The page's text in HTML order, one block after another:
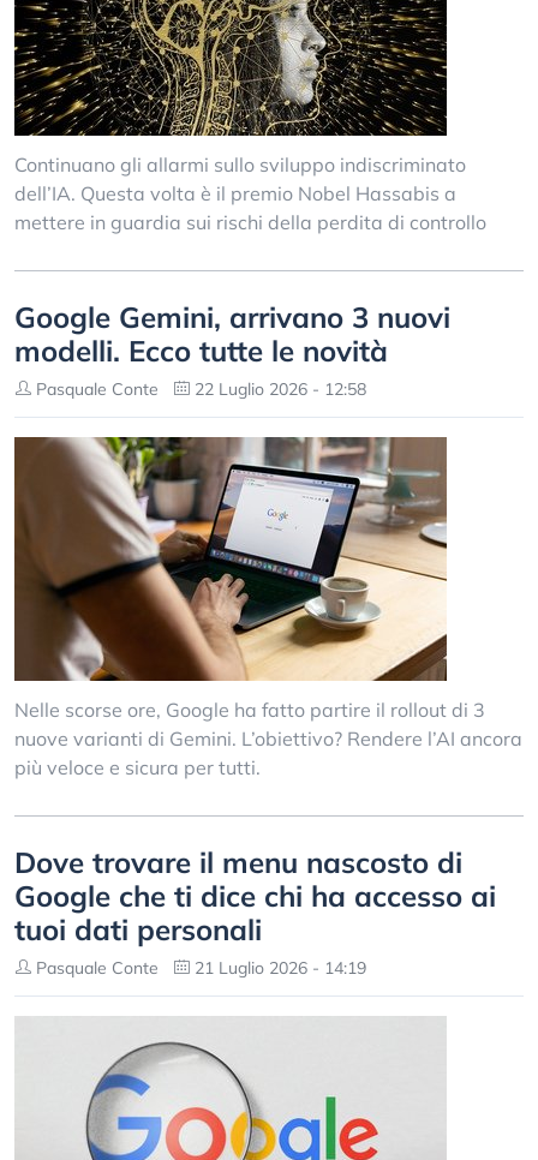
Continuano gli allarmi sullo sviluppo indiscriminato
dell’IA. Questa volta è il premio Nobel Hassabis a
mettere in guardia sui rischi della perdita di controllo
Google Gemini, arrivano 3 nuovi
modelli. Ecco tutte le novità
Pasquale Conte 22 Luglio 2026 - 12:58
Nelle scorse ore, Google ha fatto partire il rollout di 3
nuove varianti di Gemini. L’obiettivo? Rendere l’AI ancora
più veloce e sicura per tutti.
Dove trovare il menu nascosto di
Google che ti dice chi ha accesso ai
tuoi dati personali
Pasquale Conte 21 Luglio 2026 - 14:19